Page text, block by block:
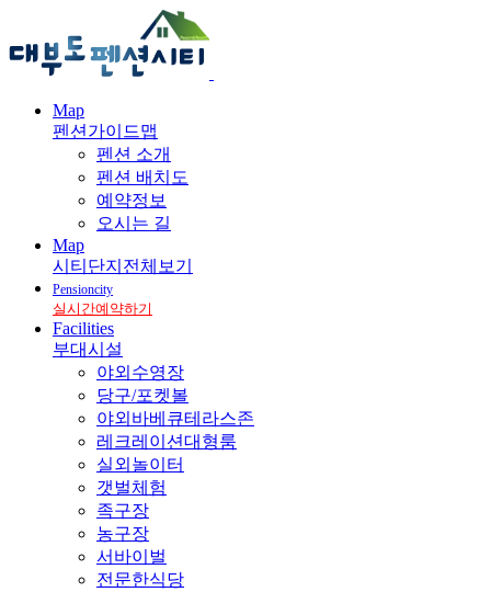
Map
펜션가이드맵
펜션 소개
펜션 배치도
예약정보
오시는 길
Map
시티단지전체보기
Pensioncity
실시간예약하기
Facilities
부대시설
야외수영장
당구/포켓볼
야외바베큐테라스존
레크레이션대형룸
실외놀이터
갯벌체험
족구장
농구장
서바이벌
전문한식당